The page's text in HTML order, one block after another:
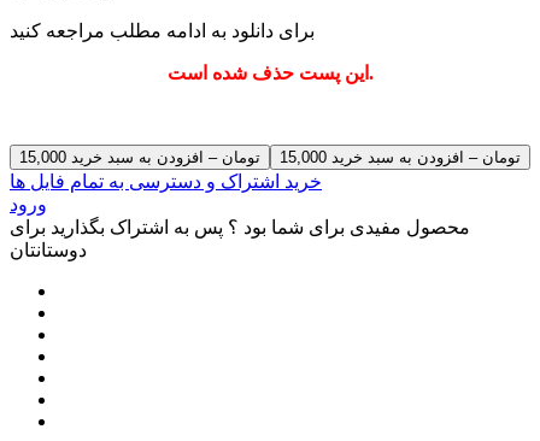
برای دانلود به ادامه مطلب مراجعه کنید
این پست حذف شده است.
15,000 تومان – افزودن به سبد خرید
خرید اشتراک و دسترسی به تمام فایل ها
ورود
محصول مفیدی برای شما بود ؟ پس به اشتراک بگذارید برای
دوستانتان